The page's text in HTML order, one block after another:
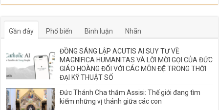
Gần đây Phổ biến Bình luận Nhãn
ĐỒNG SÁNG LẬP ACUTIS AI SUY TƯ VỀ
MAGNIFICA HUMANITAS VÀ LỜI MỜI GỌI CỦA ĐỨC
GIÁO HOÀNG ĐỐI VỚI CÁC MÔN ĐỆ TRONG THỜI
ĐẠI KỸ THUẬT SỐ
Đức Thánh Cha thăm Assisi: Thế giới đang tìm
kiếm những vị thánh giữa các con